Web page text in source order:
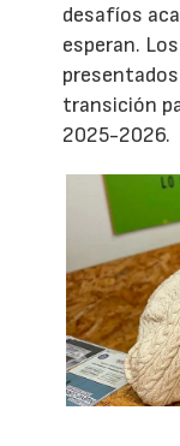
desafíos
esperan.
presentados
transición
2025-2026.